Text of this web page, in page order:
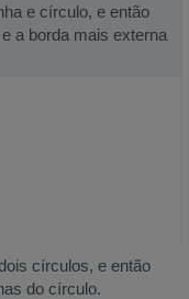
e círculo, e então
a borda mais externa
círculos, e então
do círculo.